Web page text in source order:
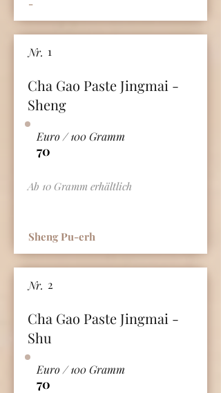
-
1
Nr.
Cha Gao Paste Jingmai -
Sheng
70
Euro / 100 Gramm
Ab 10 Gramm erhältlich
Sheng Pu-erh
2
Nr.
Cha Gao Paste Jingmai -
Shu
70
Euro / 100 Gramm